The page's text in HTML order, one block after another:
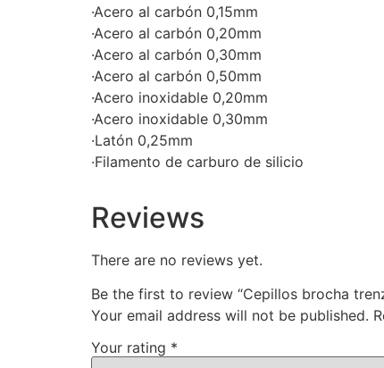
·Acero al carbón 0,15mm
·Acero al carbón 0,20mm
·Acero al carbón 0,30mm
·Acero al carbón 0,50mm
·Acero inoxidable 0,20mm
·Acero inoxidable 0,30mm
·Latón 0,25mm
·Filamento de carburo de silicio
Reviews
There are no reviews yet.
Be the first to review “Cepillos brocha
Your email address will not be published.
Your rating *